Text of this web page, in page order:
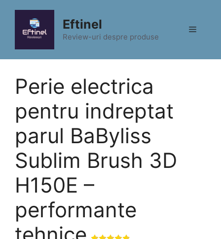
conținut
Eftinel
Review-uri despre produse
Meniu
Perie electrica
pentru indreptat
parul BaByliss
Sublim Brush 3D
H150E –
performante